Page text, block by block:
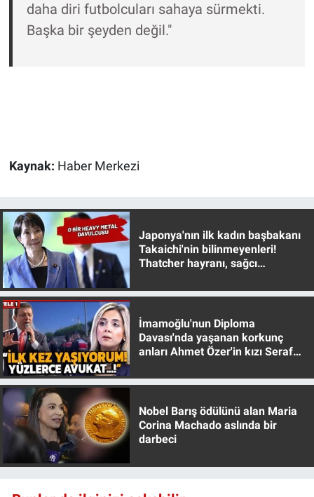
daha diri futbolcuları sahaya sürmekti.
Başka bir şeyden değil."
Kaynak: Haber Merkezi
Japonya'nın ilk kadın başbakanı
Takaichi'nin bilinmeyenleri!
Thatcher hayranı, sağcı
İmamoğlu'nun Diploma
Davası'nda yaşanan korkunç
anları Ahmet Özer'in kızı Seraf
Nobel Barış ödülünü alan Maria
Corina Machado aslında bir
darbeci
Spor
Yerel Gündem
Canlı Yayın